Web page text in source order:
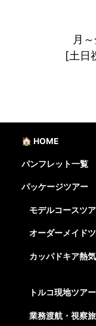
月
[土日
🏠 HOME
パンフレット一覧
パッケージツアー
モデルコースツ
オーダーメイド
カッパドキア熱
トルコ現地ツア
業務渡航・視察